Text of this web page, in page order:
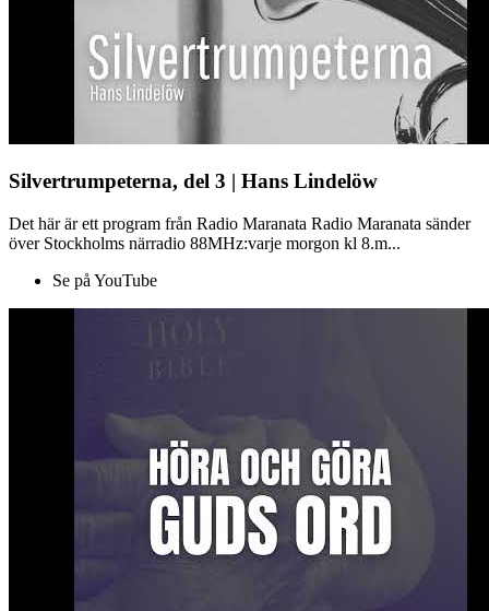
Silvertrumpeterna, del 3 | Hans Lindelöw
Det här är ett program från Radio Maranata Radio Maranata sänder
över Stockholms närradio 88MHz:varje morgon kl 8.m...
Se på YouTube